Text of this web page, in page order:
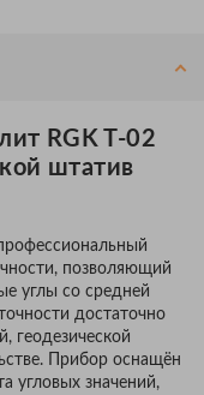
RGK T-02
штатив
позволяющий
углы со средней
достаточно
геодезической
Прибор оснащён
угловых значений,